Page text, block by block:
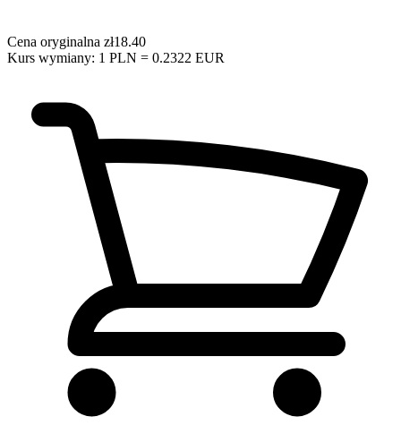
Cena oryginalna zł18.40
Kurs wymiany: 1 PLN = 0.2322 EUR